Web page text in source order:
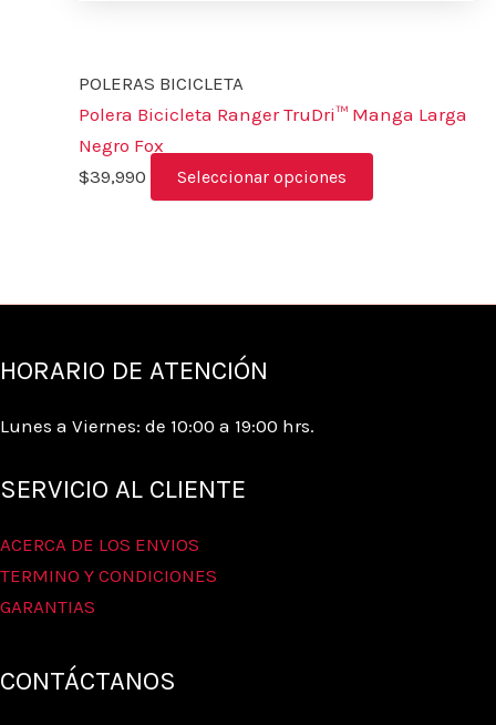
POLERAS BICICLETA
Polera Bicicleta Ranger TruDri™ Manga Larga
Negro Fox
$39,990 Seleccionar opciones
HORARIO DE ATENCIÓN
Lunes a Viernes: de 10:00 a 19:00 hrs.
SERVICIO AL CLIENTE
ACERCA DE LOS ENVIOS
TERMINO Y CONDICIONES
GARANTIAS
CONTÁCTANOS